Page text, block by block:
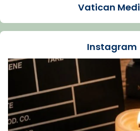
La Carmina va patir
dos mesos, a l'Estadi Lluís
Recupera l'entrevista comp
tican News 👇
www.vaticannews.va/es/
07/carmina-historia-
espana-testimoni...
Vatican
Instagram